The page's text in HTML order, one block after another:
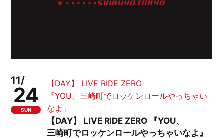
11/
24
SUN
【DAY】 LIVE RIDE ZERO
『YOU、三崎町でロッケンロールやっちゃい
なよ』
【DAY】 LIVE RIDE ZERO 『YOU、
三崎町でロッケンロールやっちゃいなよ』